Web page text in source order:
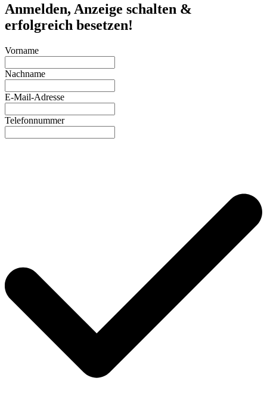
Anmelden, Anzeige schalten &
erfolgreich besetzen!
Vorname
Nachname
E-Mail-Adresse
Telefonnummer